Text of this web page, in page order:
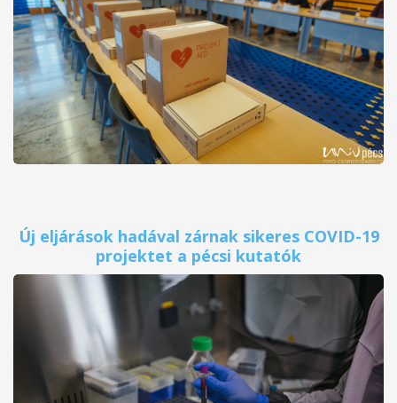
Új eljárások hadával zárnak sikeres COVID-19
projektet a pécsi kutatók